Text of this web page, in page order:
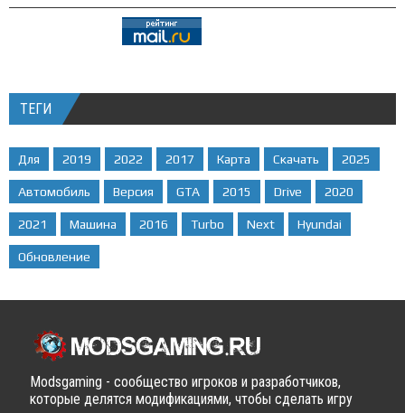
ТЕГИ
Для 2019 2022 2017 Карта Скачать 2025
Автомобиль Версия GTA 2015 Drive 2020
2021 Машина 2016 Turbo Next Hyundai
Обновление
Modsgaming - сообщество игроков и разработчиков,
которые делятся модификациями, чтобы сделать игру